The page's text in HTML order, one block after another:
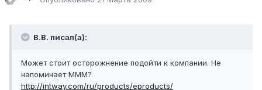
В.В. писал(а):
Может стоит осторожнение подойти к компании. Не
напоминает МММ?
http://intway.com/ru/products/eproducts/